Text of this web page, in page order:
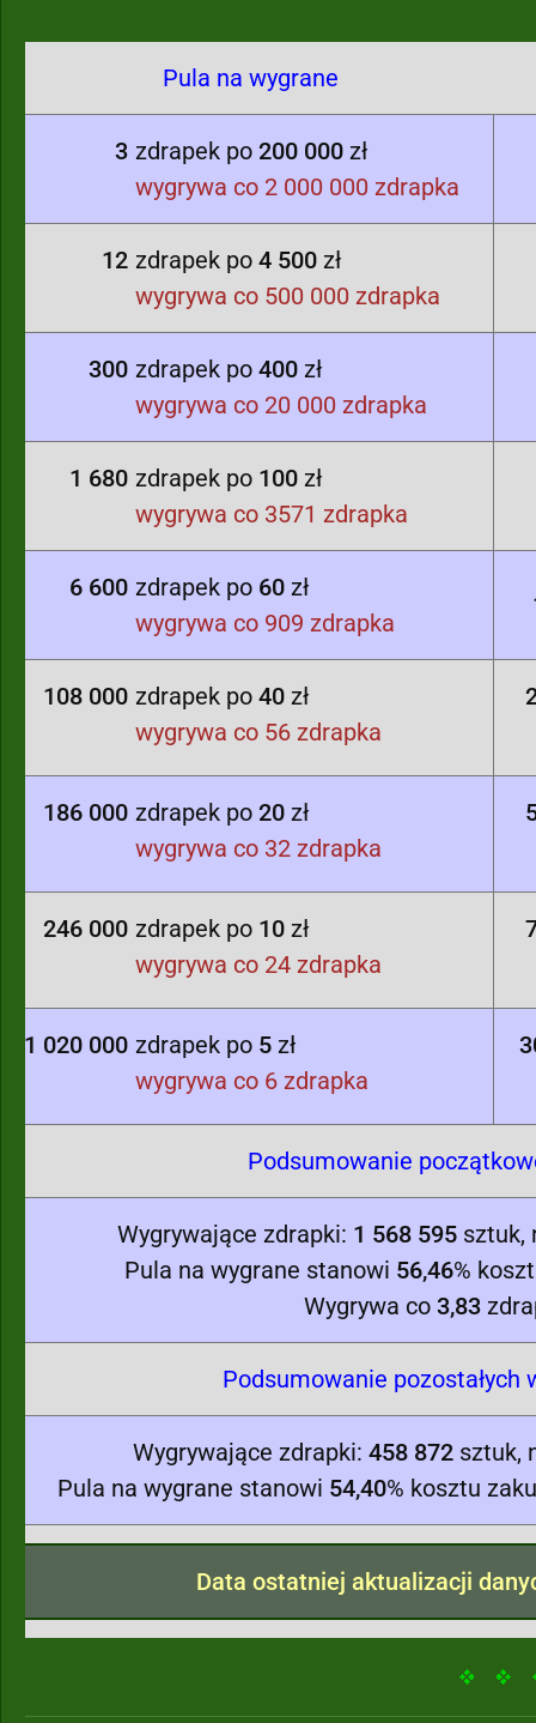
Pula na wygrane
3 zdrapek po 200 000 zł
wygrywa co 2 000 000 zdrapka
12 zdrapek po 4 500 zł
wygrywa co 500 000 zdrapka
300 zdrapek po 400 zł
wygrywa co 20 000 zdrapka
1 680 zdrapek po 100 zł
wygrywa co 3571 zdrapka
6 600 zdrapek po 60 zł
wygrywa co 909 zdrapka
108 000 zdrapek po 40 zł
wygrywa co 56 zdrapka
186 000 zdrapek po 20 zł
wygrywa co 32 zdrapka
246 000 zdrapek po 10 zł
wygrywa co 24 zdrapka
1 020 000 zdrapek po 5 zł
wygrywa co 6 zdrapka
Podsumowanie
Wygrywające zdrapki: 1 568 595sztuk,
Pula na wygrane stanowi 56,46%
Wygrywa co 3,83
Podsumowanie pozostałych
Wygrywające zdrapki: 458 872 sztuk,
Pula na wygrane stanowi 54,40% kosztu
Data ostatniej aktualizacji